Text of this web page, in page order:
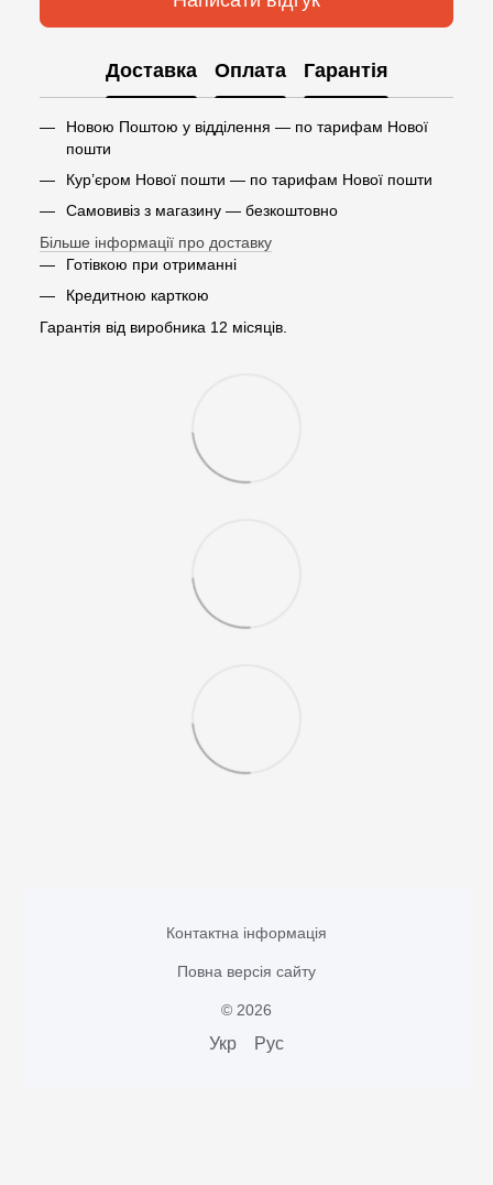
Доставка Оплата Гарантія
Новою Поштою у відділення — по тарифам Нової
пошти
Кур’єром Нової пошти — по тарифам Нової пошти
Самовивіз з магазину — безкоштовно
Більше інформації про доставку
Готівкою при отриманні
Кредитною карткою
Гарантія від виробника 12 місяців.
Контактна інформація
Повна версія сайту
© 2026
Укр Рус